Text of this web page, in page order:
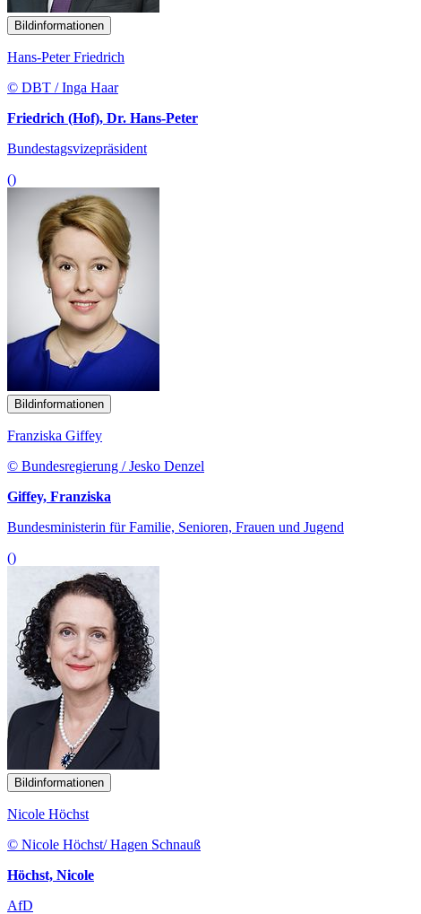
Bildinformationen
Hans-Peter Friedrich
© DBT / Inga Haar
Friedrich (Hof), Dr. Hans-Peter
Bundestagsvizepräsident
()
Bildinformationen
Franziska Giffey
© Bundesregierung / Jesko Denzel
Giffey, Franziska
Bundesministerin für Familie, Senioren, Frauen und Jugend
()
Bildinformationen
Nicole Höchst
© Nicole Höchst/ Hagen Schnauß
Höchst, Nicole
AfD